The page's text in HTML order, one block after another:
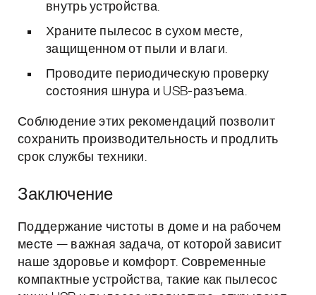
внутрь устройства.
Храните пылесос в сухом месте,
защищенном от пыли и влаги.
Проводите периодическую проверку
состояния шнура и USB-разъема.
Соблюдение этих рекомендаций позволит
сохранить производительность и продлить
срок службы техники.
Заключение
Поддержание чистоты в доме и на рабочем
месте — важная задача, от которой зависит
наше здоровье и комфорт. Современные
компактные устройства, такие как пылесос